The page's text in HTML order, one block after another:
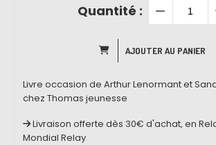
Quantité :
AJOUTER AU PANIER
Livre occasion de Arthur Lenormant et
chez Thomas jeunesse
Livraison offerte dès 30€ d'achat, en
Mondial Relay